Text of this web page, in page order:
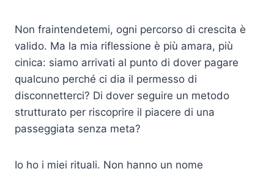
Non fraintendetemi, ogni percorso di crescita è
valido. Ma la mia riflessione è più amara, più
cinica: siamo arrivati al punto di dover pagare
qualcuno perché ci dia il permesso di
disconnetterci? Di dover seguire un metodo
strutturato per riscoprire il piacere di una
passeggiata senza meta?
Io ho i miei rituali. Non hanno un nome